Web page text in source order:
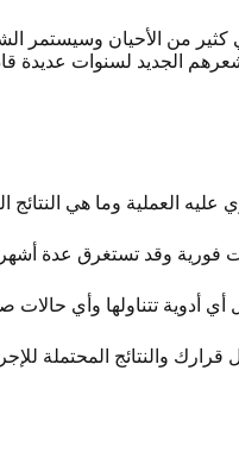
كثير من الأحيان وسيستمر
الجديد لسنوات عديدة
العملية وما هي النتائج
وقد تستغرق عدة أشهر
تتناولها وأي حالات
والنتائج المحتملة